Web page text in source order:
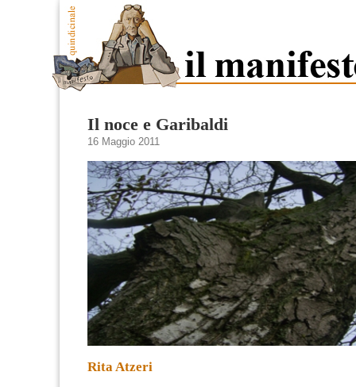
Il noce e Garibaldi
16 Maggio 2011
Rita Atzeri